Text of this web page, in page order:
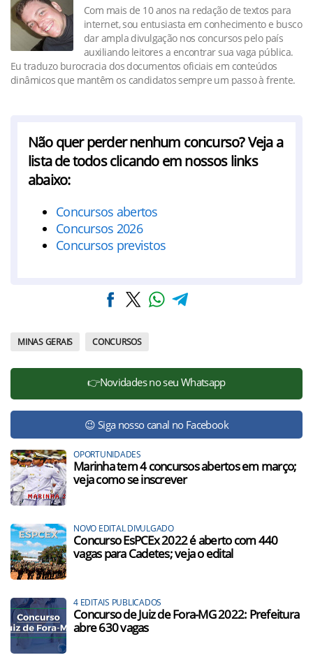
Com mais de 10 anos na redação de textos para
internet, sou entusiasta em conhecimento e busco
dar ampla divulgação nos concursos pelo país
auxiliando leitores a encontrar sua vaga pública.
Eu traduzo burocracia dos documentos oficiais em conteúdos
dinâmicos que mantêm os candidatos sempre um passo à frente.
Não quer perder nenhum concurso? Veja a
lista de todos clicando em nossos links
abaixo:
Concursos abertos
Concursos 2026
Concursos previstos
MINAS GERAIS CONCURSOS
👉Novidades no seu Whatsapp
😉 Siga nosso canal no Facebook
OPORTUNIDADES
Marinha tem 4 concursos abertos em março;
veja como se inscrever
NOVO EDITAL DIVULGADO
Concurso EsPCEx 2022 é aberto com 440
vagas para Cadetes; veja o edital
4 EDITAIS PUBLICADOS
Concurso de Juiz de Fora-MG 2022: Prefeitura
abre 630 vagas